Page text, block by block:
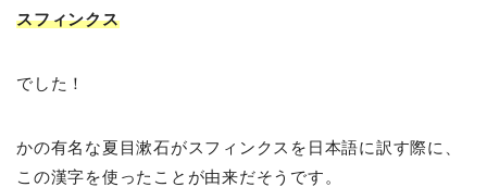
スフィンクス
でした！
かの有名な夏目漱石がスフィンクスを日本語に訳す際に、
この漢字を使ったことが由来だそうです。